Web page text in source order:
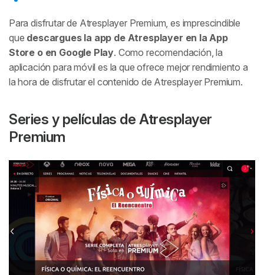
Para disfrutar de Atresplayer Premium, es imprescindible
que descargues la app de Atresplayer en la App
Store o en Google Play. Como recomendación, la
aplicación para móvil es la que ofrece mejor rendimiento a
la hora de disfrutar el contenido de Atresplayer Premium.
Series y películas de Atresplayer
Premium